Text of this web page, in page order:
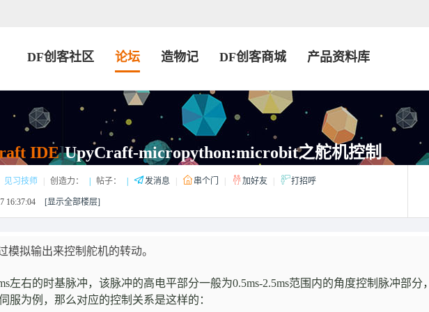
DF创客社区 论坛 造物记 DF创客商城 产品资料库
IDE]UpyCraft-micropython:microbit之舵机控制
见习技师 创造力： 帖子： 发消息 串个门 加好友 打招呼
16:37:04 [显示全部楼层]
模拟输出来控制舵机的转动。
左右的时基脉冲，该脉冲的高电平部分一般为0.5ms-2.5ms范围内的角度控制脉冲部分，
服为例，那么对应的控制关系是这样的 ：